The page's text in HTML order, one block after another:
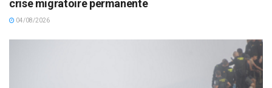
crise migratoire permanente
04/08/2026